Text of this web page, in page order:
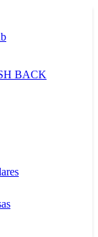
BACK